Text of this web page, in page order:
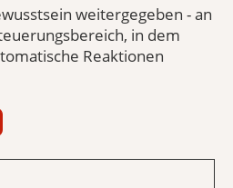
weitergegeben - an
in dem
Reaktionen